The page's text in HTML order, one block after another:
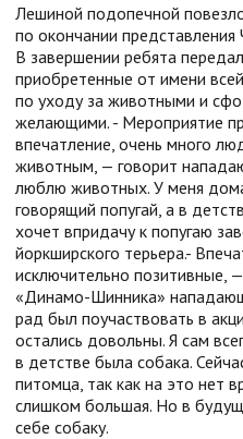
Лешиной подопечной
по окончании представления
В завершении ребята
приобретенные от имени
по уходу за животными и
желающими. - Мероприятие
впечатление, очень много
животным, — говорит
люблю животных. У меня
говорящий попугай, а в
хочет впридачу к попугаю
йоркширского терьера.-
исключительно позитивные,
«Динамо-Шинника»
рад был поучаствовать в
остались довольны. Я сам
в детстве была собака.
питомца, так как на это нет
слишком большая. Но в
себе собаку.